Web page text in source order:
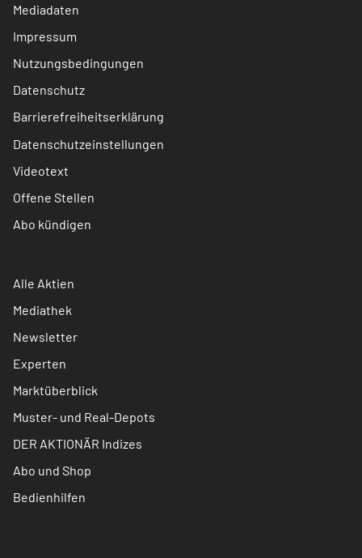
Mediadaten
Impressum
Nutzungsbedingungen
Datenschutz
Barrierefreiheitserklärung
Datenschutzeinstellungen
Videotext
Offene Stellen
Abo kündigen
Alle Aktien
Mediathek
Newsletter
Experten
Marktüberblick
Muster- und Real-Depots
DER AKTIONÄR Indizes
Abo und Shop
Bedienhilfen